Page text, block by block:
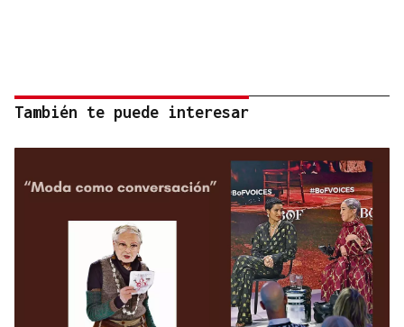
También te puede interesar